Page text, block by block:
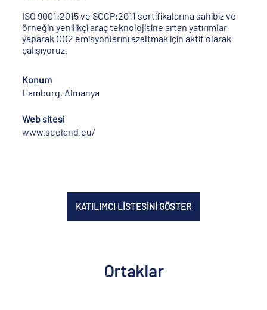
ISO 9001:2015 ve SCCP:2011 sertifikalarına sahibiz ve
örneğin yenilikçi araç teknolojisine artan yatırımlar
yaparak CO2 emisyonlarını azaltmak için aktif olarak
çalışıyoruz.
Konum
Hamburg, Almanya
Web sitesi
www.seeland.eu/
KATILIMCI LİSTESİNİ GÖSTER
Ortaklar